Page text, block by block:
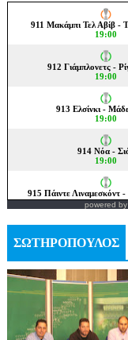
powered by
ΣΩΤΗΡΟΠΟΥΛΟΣ